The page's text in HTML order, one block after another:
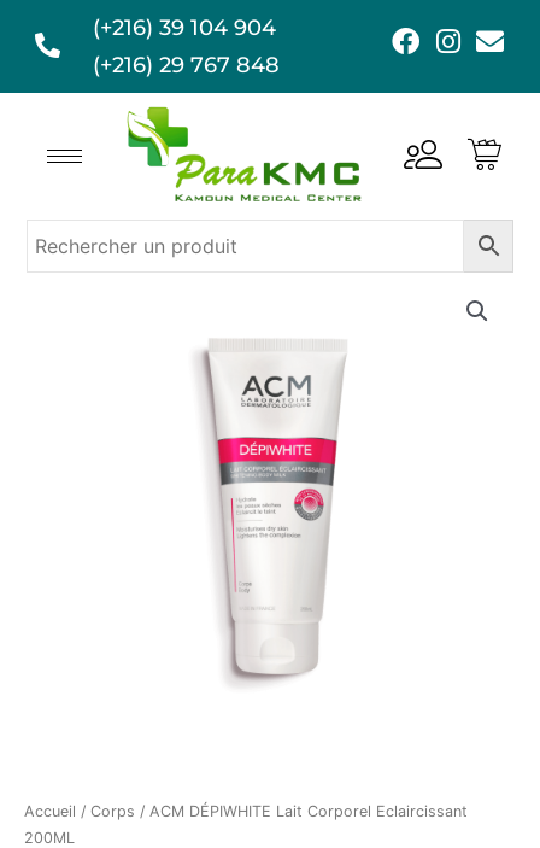
(+216) 39 104 904
(+216) 29 767 848
F
c
b
o
I
s
E
v
l
o
e
Accueil / Corps / ACM DÉPIWHITE Lait Corporel Eclaircissant
200ML